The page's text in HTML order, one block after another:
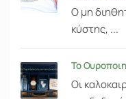
Ο μη
κύστης, ...
Το
Οι